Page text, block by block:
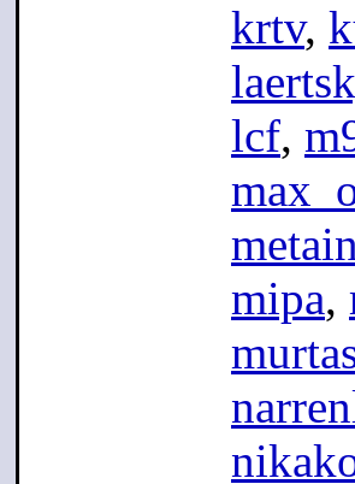
krtv,
lcf,
mipa,